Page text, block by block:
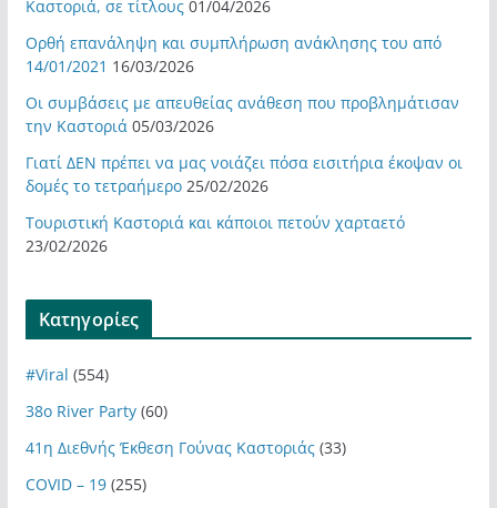
Καστοριά, σε τίτλους 01/04/2026
Ορθή επανάληψη και συμπλήρωση ανάκλησης του από
14/01/2021 16/03/2026
Οι συμβάσεις με απευθείας ανάθεση που προβλημάτισαν
την Καστοριά 05/03/2026
Γιατί ΔΕΝ πρέπει να μας νοιάζει πόσα εισιτήρια έκοψαν οι
δομές το τετραήμερο 25/02/2026
Τουριστική Καστοριά και κάποιοι πετούν χαρταετό
23/02/2026
Kατηγορίες
#Viral (554)
38ο River Party(60)
41η Διεθνής Έκθεση Γούνας Καστοριάς(33)
COVID – 19(255)